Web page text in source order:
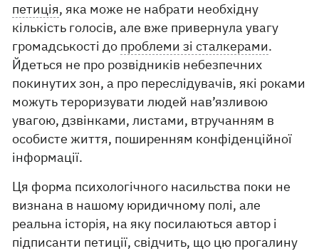
петиція, яка може не набрати необхідну
кількість голосів, але вже привернула увагу
громадськості до проблеми зі сталкерами.
Йдеться не про розвідників небезпечних
покинутих зон, а про переслідувачів, які роками
можуть тероризувати людей нав’язливою
увагою, дзвінками, листами, втручанням в
особисте життя, поширенням конфіденційної
інформації.
Ця форма психологічного насильства поки не
визнана в нашому юридичному полі, але
реальна історія, на яку посилаються автор і
підписанти петиції, свідчить, що цю прогалину